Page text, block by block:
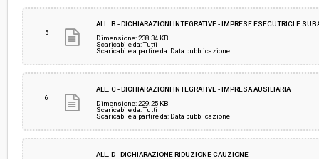
5
ALL. B - DICHIARAZIONI INTEGRATIVE - IMPRESE ESECUTRICI E
Dimensione: 238.34 KB
Scaricabile da: Tutti
Scaricabile a partire da: Data pubblicazione
6
ALL. C - DICHIARAZIONI INTEGRATIVE - IMPRESA AUSILIARIA
Dimensione: 229.25 KB
Scaricabile da: Tutti
Scaricabile a partire da: Data pubblicazione
ALL. D - DICHIARAZIONE RIDUZIONE CAUZIONE